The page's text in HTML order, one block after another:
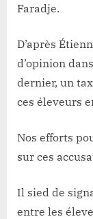
Faradje.
D’après
d’opinion
dernier, un
ces éleveurs
Nos efforts
sur ces
Il sied de
entre les